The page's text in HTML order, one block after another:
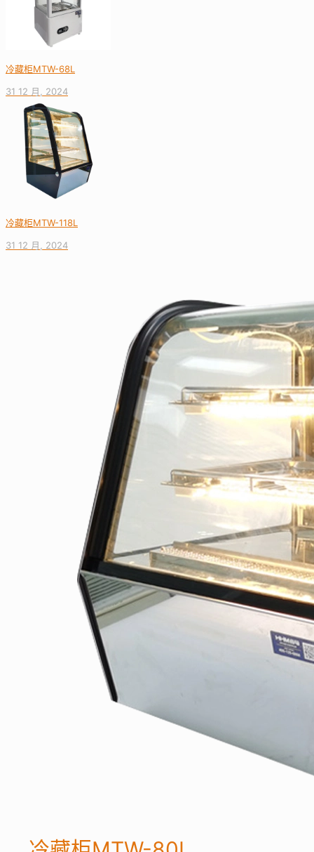
冷藏柜MTW-68L
31 12 月, 2024
冷藏柜MTW-118L
31 12 月, 2024